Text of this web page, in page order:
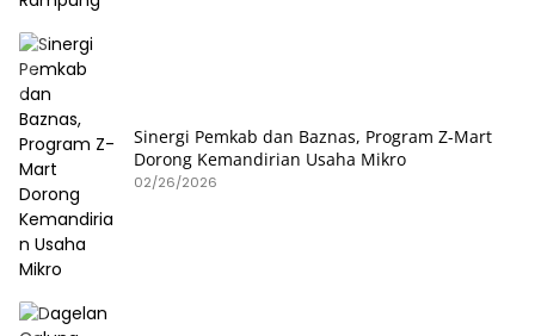
Sinergi Pemkab dan Baznas, Program Z-Mart
Dorong Kemandirian Usaha Mikro
02/26/2026